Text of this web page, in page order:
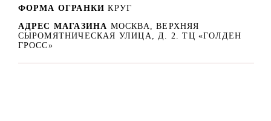
ФОРМА ОГРАНКИ КРУГ
АДРЕС МАГАЗИНА МОСКВА, ВЕРХНЯЯ
СЫРОМЯТНИЧЕСКАЯ УЛИЦА, Д. 2. ТЦ «ГОЛДЕН
ГРОСС»